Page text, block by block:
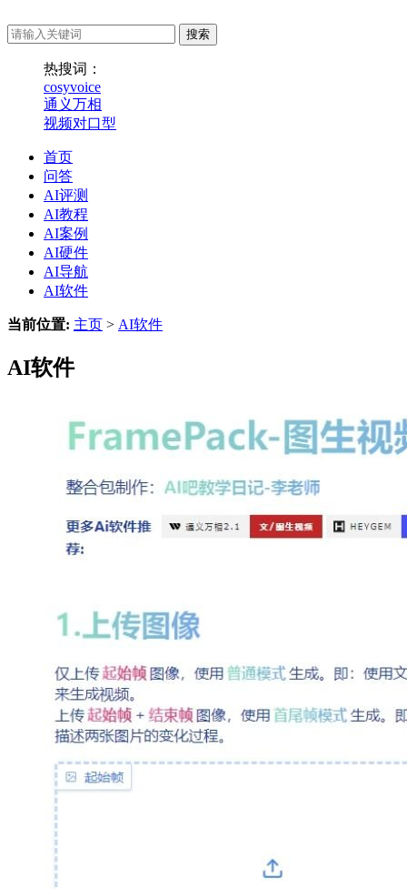
热搜词：
cosyvoice
通义万相
视频对口型
首页
问答
AI评测
AI教程
AI案例
AI硬件
AI导航
AI软件
当前位置: 主页 > AI软件
AI软件